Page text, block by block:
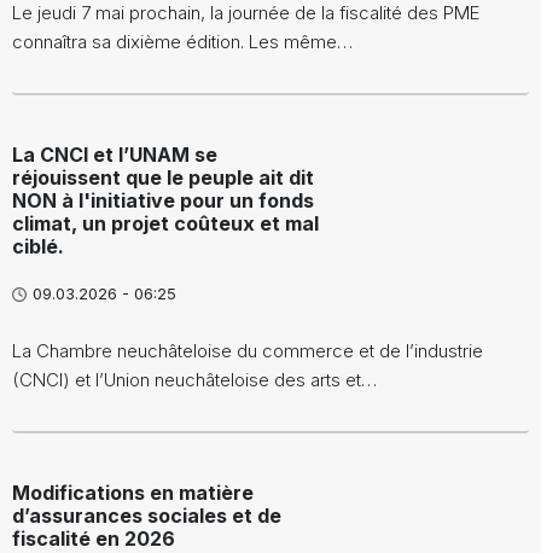
Le jeudi 7 mai prochain, la journée de la fiscalité des PME
connaîtra sa dixième édition. Les même…
La CNCI et l’UNAM se
réjouissent que le peuple ait dit
NON à l'initiative pour un fonds
climat, un projet coûteux et mal
ciblé.
09.03.2026 - 06:25
La Chambre neuchâteloise du commerce et de l’industrie
(CNCI) et l’Union neuchâteloise des arts et…
Modifications en matière
d’assurances sociales et de
fiscalité en 2026